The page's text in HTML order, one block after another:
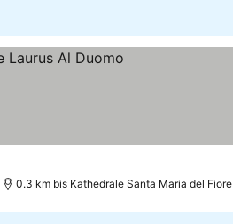
0.3 km bis Kathedrale Santa Maria del Fiore